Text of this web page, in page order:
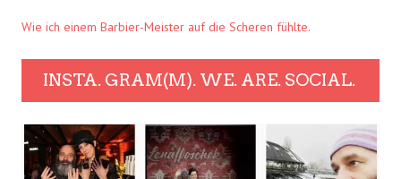
Wie ich einem Barbier-Meister auf die Scheren fühlte.
INSTA. GRAM(M). WE. ARE. SOCIAL.